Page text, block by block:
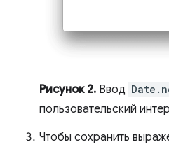
Рисунок 2. Ввод
пользовательский
Чтобы сохранить